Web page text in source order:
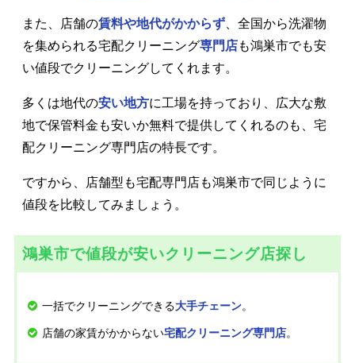
また、店舗の賃料や地代がかからず 、全国から洗濯物
を集められる宅配クリーニング専門店も鴻巣市でも安
い値段でクリーニングしてくれます。
多くは地代の安い地方に工場を持っており、広大な敷
地で保管料金も安いか無料で提供してくれるのも、宅
配クリーニング専門店の特長です。
ですから、店舗型も宅配専門店も鴻巣市で同じように
値段を比較してみましょう。
鴻巣市で値段が安いクリーニング店探し
一括でクリーニングできる大手チェーン。
店舗の家賃がかからない宅配クリーニング専門店。